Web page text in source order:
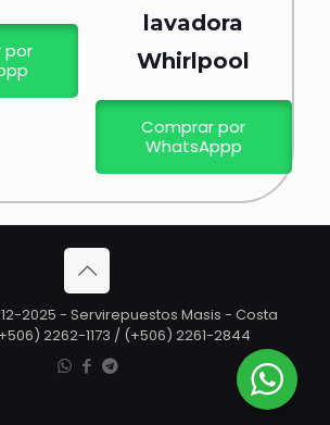
por
lavadora
Whirlpool
Comprar por
WhatsAppp
2025 - Servirepuestos Masis - Costa
2262-1173 / (+506) 2261-2844